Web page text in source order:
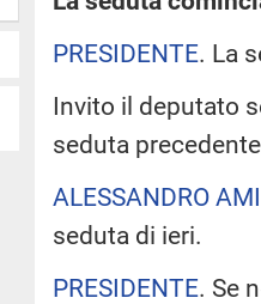
PRESIDENTE. La
Invito il deputato
seduta
ALESSANDRO
seduta di ieri.
PRESIDENTE. Se